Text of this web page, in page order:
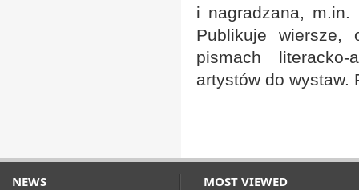
i nagradzana, m.in.
Publikuje wiersze,
pismach
artystów do wystaw.
NEWS MOST VIEWED